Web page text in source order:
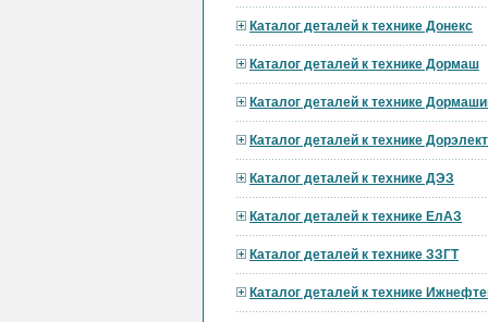
Каталог деталей к технике Донекс
Каталог деталей к технике Дормаш
Каталог деталей к технике
Каталог деталей к технике
Каталог деталей к технике ДЭЗ
Каталог деталей к технике ЕлАЗ
Каталог деталей к технике ЗЗГТ
Каталог деталей к технике